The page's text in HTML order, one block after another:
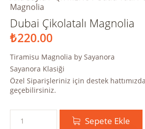
Magnolia
Dubai Çikolatalı Magnolia
₺220.00
Tiramisu Magnolia by Sayanora
Sayanora Klasiği
Özel Siparişleriniz için destek
geçebilirsiniz.
Sepete Ekle